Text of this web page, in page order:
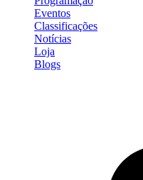
Eventos
Classificações
Notícias
Loja
Blogs